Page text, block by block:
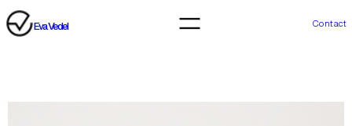
Eva Vedel Contact